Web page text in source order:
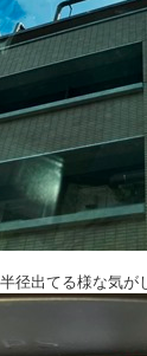
径出てる様な気が